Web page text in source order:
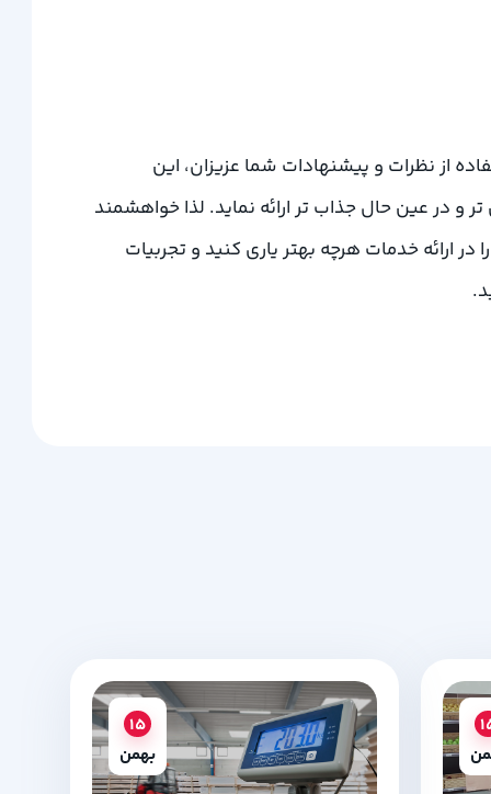
از نظرات و پیشنهادات شما عزیزان، این
و در عین حال جذاب تر ارائه نماید. لذا خواهشمند
در ارائه خدمات هرچه بهتر یاری کنید و تجربیات
15
بهمن